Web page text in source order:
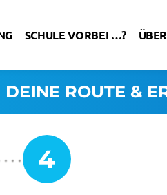
SCHULE VORBEI …?
DEINE ROUTE &